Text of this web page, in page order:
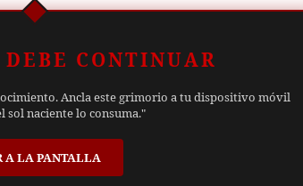
CONTINUAR
Ancla este grimorio a tu dispositivo móvil
sol naciente lo consuma."
A LA PANTALLA